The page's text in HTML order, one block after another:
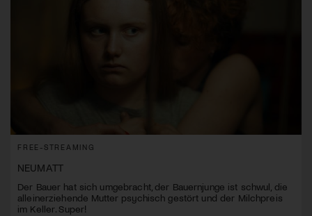
FREE-STREAMING
NEUMATT
Der Bauer hat sich umgebracht, der Bauernjunge ist schwul, die
alleinerziehende Mutter psychisch gestört und der Milchpreis
im Keller. Super!